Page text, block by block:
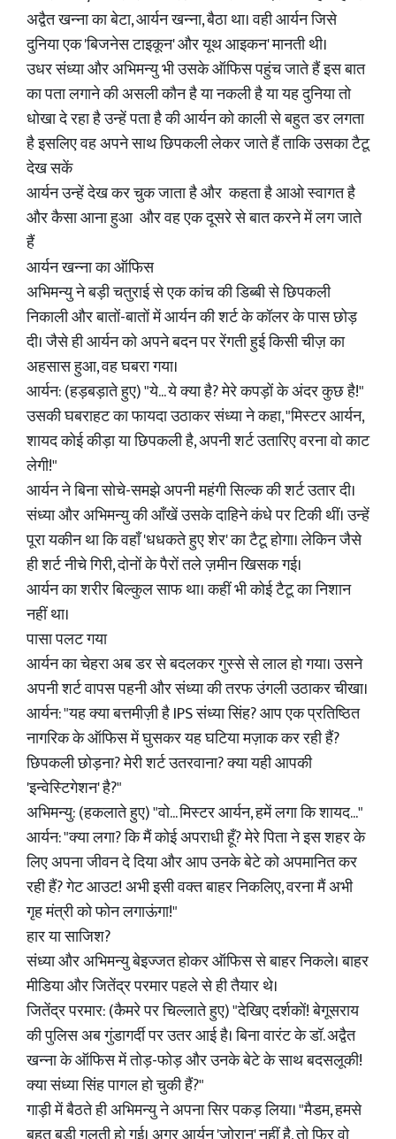
अद्वैत खन्ना का बेटा, आर्यन खन्ना, बैठा था। वही आर्यन जिसे
दुनिया एक 'बिजनेस टाइकून' और यूथ आइकन' मानती थी।
उधर संध्या और अभिमन्यु भी उसके ऑफिस पहुंच जाते हैं इस बात
का पता लगाने की असली कौन है या नकली है या यह दुनिया तो
धोखा दे रहा है उन्हें पता है की आर्यन को काली से बहुत डर लगता
है इसलिए वह अपने साथ छिपकली लेकर जाते हैं ताकि उसका टैटू
देख सकें
आर्यन उन्हें देख कर चुक जाता है और कहता है आओ स्वागत है
और कैसा आना हुआ और वह एक दूसरे से बात करने में लग जाते
हैं
आर्यन खन्ना का ऑफिस
अभिमन्यु ने बड़ी चतुराई से एक कांच की डिब्बी से छिपकली
निकाली और बातों-बातों में आर्यन की शर्ट के कॉलर के पास छोड़
दी। जैसे ही आर्यन को अपने बदन पर रेंगती हुई किसी चीज़ का
अहसास हुआ, वह घबरा गया।
आर्यन: (हड़बड़ाते हुए) "ये... ये क्या है? मेरे कपड़ों के अंदर कुछ है!"
उसकी घबराहट का फायदा उठाकर संध्या ने कहा, "मिस्टर आर्यन,
शायद कोई कीड़ा या छिपकली है, अपनी शर्ट उतारिए वरना वो काट
लेगी!"
आर्यन ने बिना सोचे-समझे अपनी महंगी सिल्क की शर्ट उतार दी।
संध्या और अभिमन्यु की आँखें उसके दाहिने कंधे पर टिकी थीं। उन्हें
पूरा यकीन था कि वहाँ 'धधकते हुए शेर' का टैटू होगा। लेकिन जैसे
ही शर्ट नीचे गिरी, दोनों के पैरों तले ज़मीन खिसक गई।
आर्यन का शरीर बिल्कुल साफ था। कहीं भी कोई टैटू का निशान
नहीं था।
पासा पलट गया
आर्यन का चेहरा अब डर से बदलकर गुस्से से लाल हो गया। उसने
अपनी शर्ट वापस पहनी और संध्या की तरफ उंगली उठाकर चीखा।
आर्यन: "यह क्या बत्तमीज़ी है IPS संध्या सिंह? आप एक प्रतिष्ठित
नागरिक के ऑफिस में घुसकर यह घटिया मज़ाक कर रही हैं?
छिपकली छोड़ना? मेरी शर्ट उतरवाना? क्या यही आपकी
'इन्वेस्टिगेशन' है?"
अभिमन्यु: (हकलाते हुए) "वो... मिस्टर आर्यन, हमें लगा कि शायद..."
आर्यन: "क्या लगा? कि मैं कोई अपराधी हूँ? मेरे पिता ने इस शहर के
लिए अपना जीवन दे दिया और आप उनके बेटे को अपमानित कर
रही हैं? गेट आउट! अभी इसी वक्त बाहर निकलिए, वरना मैं अभी
गृह मंत्री को फोन लगाऊंगा!"
हार या साजिश?
संध्या और अभिमन्यु बेइज्जत होकर ऑफिस से बाहर निकले। बाहर
मीडिया और जितेंद्र परमार पहले से ही तैयार थे।
जितेंद्र परमार: (कैमरे पर चिल्लाते हुए) "देखिए दर्शकों! बेगूसराय
की पुलिस अब गुंडागर्दी पर उतर आई है। बिना वारंट के डॉ. अद्वैत
खन्ना के ऑफिस में तोड़-फोड़ और उनके बेटे के साथ बदसलूकी!
क्या संध्या सिंह पागल हो चुकी हैं?"
गाड़ी में बैठते ही अभिमन्यु ने अपना सिर पकड़ लिया। "मैडम, हमसे